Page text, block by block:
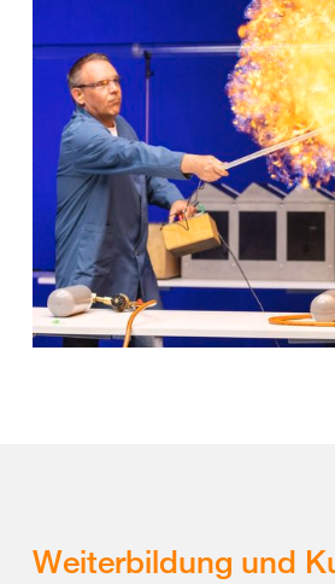
Weiterbildung und